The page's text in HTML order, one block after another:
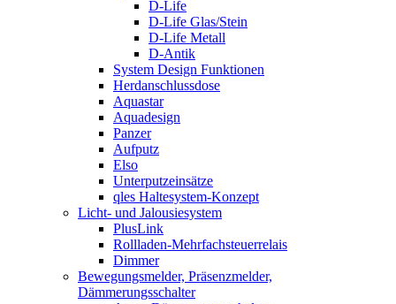
D-Life
D-Life Glas/Stein
D-Life Metall
D-Antik
System Design Funktionen
Herdanschlussdose
Aquastar
Aquadesign
Panzer
Aufputz
Elso
Unterputzeinsätze
qles Haltesystem-Konzept
Licht- und Jalousiesystem
PlusLink
Rollladen-Mehrfachsteuerrelais
Dimmer
Bewegungsmelder, Präsenzmelder,
Dämmerungsschalter